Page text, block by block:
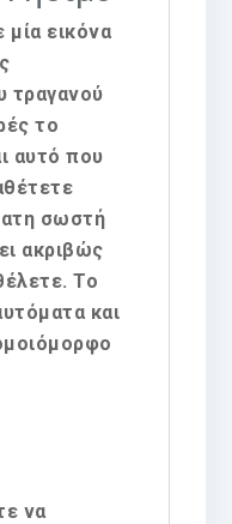
εικόνα
τραγανού
το
αυτό που
σωστή
ακριβώς
Το
και
να